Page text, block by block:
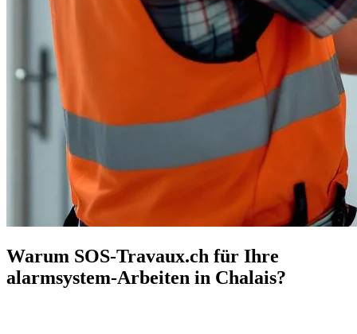
Warum SOS-Travaux.ch für Ihre
alarmsystem-Arbeiten in Chalais?